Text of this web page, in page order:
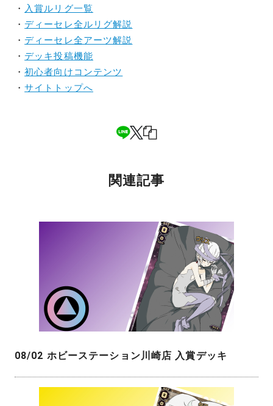
・ 入賞ルリグ一覧
・ ディーセレ全ルリグ解説
・ ディーセレ全アーツ解説
・ デッキ投稿機能
・初心者向けコンテンツ
・サイトトップへ
関連記事
08/02 ホビーステーション川崎店 入賞デッキ